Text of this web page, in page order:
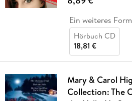
Ein weiteres
Hörbuch CD
18,81 €
Mary & Carol
Collection: The